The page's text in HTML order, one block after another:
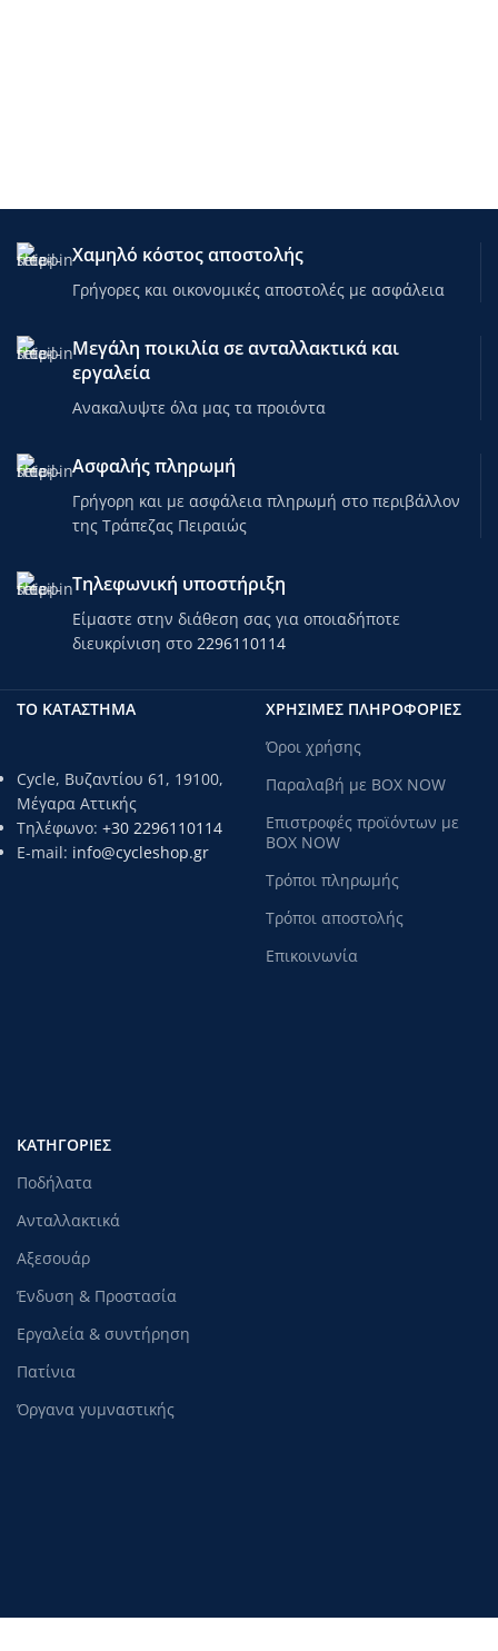
Χαμηλό κόστος αποστολής
Γρήγορες και οικονομικές αποστολές με ασφάλεια
Μεγάλη ποικιλία σε ανταλλακτικά και
εργαλεία
Ανακαλυψτε όλα μας τα προιόντα
Ασφαλής πληρωμή
Γρήγορη και με ασφάλεια πληρωμή στο περιβάλλον
της Τράπεζας Πειραιώς
Τηλεφωνική υποστήριξη
Είμαστε στην διάθεση σας για οποιαδήποτε
διευκρίνιση στο 2296110114
ΤΟ ΚΑΤΑΣΤΗΜΑ
Cycle, Βυζαντίου 61, 19100,
Μέγαρα Αττικής
Τηλέφωνο: +30 2296110114
E-mail: info@cycleshop.gr
ΧΡΗΣΙΜΕΣ ΠΛΗΡΟΦΟΡΙΕΣ
Όροι χρήσης
Παραλαβή με BOX NOW
Επιστροφές προϊόντων με
BOX NOW
Τρόποι πληρωμής
Τρόποι αποστολής
Επικοινωνία
ΚΑΤΗΓΟΡΊΕΣ
Ποδήλατα
Ανταλλακτικά
Αξεσουάρ
Ένδυση & Προστασία
Εργαλεία & συντήρηση
Πατίνια
Όργανα γυμναστικής